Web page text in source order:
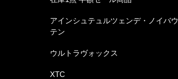
アインシュテュルツェンデ・ノイバウ
テン
ウルトラヴォックス
XTC